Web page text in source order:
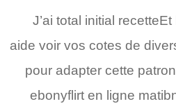
J’ai total initial
aide voir vos cotes de
pour adapter cette
ebonyflirt en ligne